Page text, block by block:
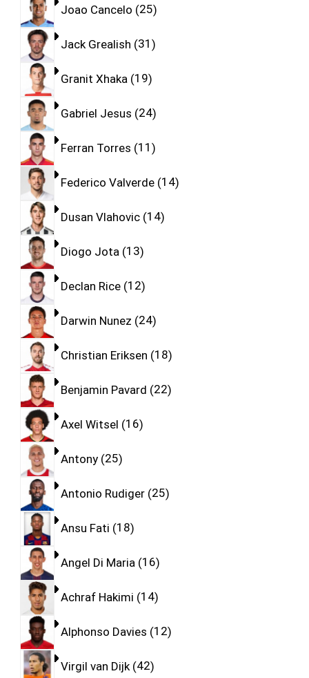
Joao Cancelo 25
Jack Grealish 31
Granit Xhaka 19
Gabriel Jesus 24
Ferran Torres 11
Federico Valverde 14
Dusan Vlahovic 14
Diogo Jota 13
Declan Rice 12
Darwin Nunez 24
Christian Eriksen 18
Benjamin Pavard 22
Axel Witsel 16
Antony 25
Antonio Rudiger 25
Ansu Fati 18
Angel Di Maria 16
Achraf Hakimi 14
Alphonso Davies 12
Virgil van Dijk 42